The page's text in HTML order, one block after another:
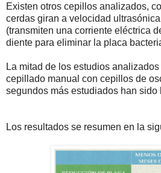
Existen otros cepillos analizados,
cerdas giran a velocidad
(transmiten una corriente eléctrica
diente para eliminar la placa
La mitad de los estudios analizados
cepillado manual con cepillos de
segundos más estudiados han sido
Los resultados se resumen en la